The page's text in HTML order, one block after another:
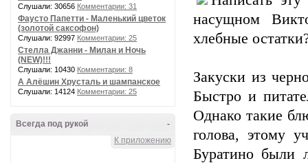
Слушали: 30656 Комментарии: 31
Фаусто Папетти - Маленький цветок
(золотой саксофон)
Слушали: 92997 Комментарии: 25
Стелла Джанни - Милан и Ночь
(NEW)!!!
Слушали: 10430 Комментарии: 8
А Алёшин Хрусталь и шампанское
Слушали: 14124 Комментарии: 25
-
Всегда под рукой
К приложению
насущном
хлебные
Закуски из
Быстро и
Однако такие
голова, этому
Буратино были